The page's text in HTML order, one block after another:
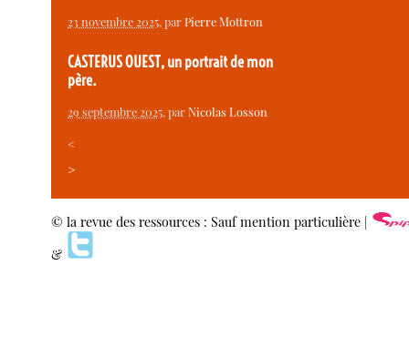
23 novembre 2025, parPierre Mottron
CASTERUS OUEST, un portrait de mon
père.
29 septembre 2025, parNicolas Losson
<
>
© la revue des ressources : Sauf mention particulière |
&